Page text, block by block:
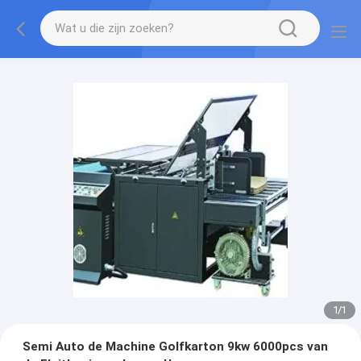
1/1
Semi Auto de Machine Golfkarton 9kw 6000pcs van